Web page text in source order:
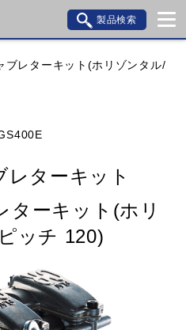
製品検索
SUZUKI
DUCATI GILERA
MOTO GUZZI
じる
ブレターキット(ホリゾンタル/
レターキット
ターキット(ホリ
ッチ 120)